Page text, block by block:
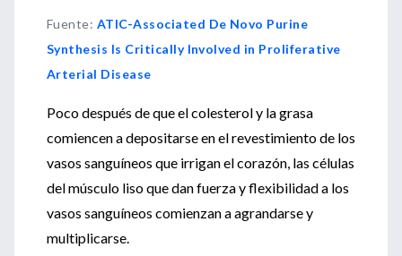
Fuente: ATIC-Associated De Novo Purine
Synthesis Is Critically Involved in Proliferative
Arterial Disease
Poco después de que el colesterol y la grasa
comiencen a depositarse en el revestimiento de los
vasos sanguíneos que irrigan el corazón, las células
del músculo liso que dan fuerza y ​​flexibilidad a los
vasos sanguíneos comienzan a agrandarse y
multiplicarse.